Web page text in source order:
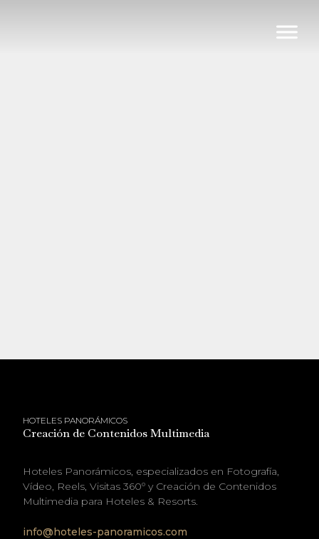
HOTELES PANORÁMICOS
Creación de Contenidos Multimedia
Hoteles Panorámicos, especializados en Fotografía,
Vídeo, Reels, Visitas 360º y Creación de Contenidos
Multimedia para Hoteles & Resorts.
info@hoteles-panoramicos.com